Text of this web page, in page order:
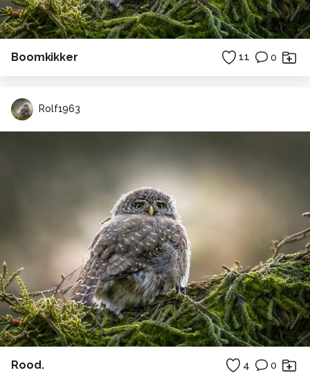
Boomkikker 11 0
Rolf1963
Rood. 4 0